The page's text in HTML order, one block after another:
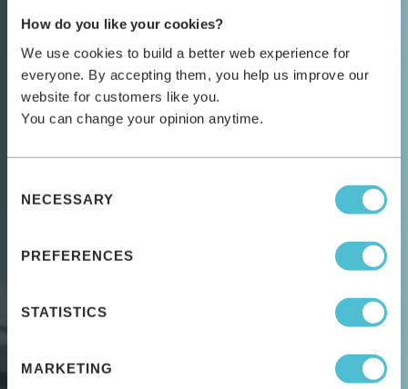
How do you like your cookies?
We use cookies to build a better web experience for
everyone. By accepting them, you help us improve our
website for customers like you.
You can change your opinion anytime.
Selection
NECESSARY
PREFERENCES
STATISTICS
MARKETING